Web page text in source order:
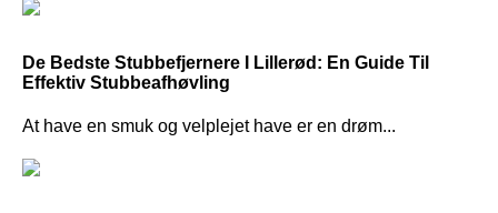
De Bedste Stubbefjernere I Lillerød: En Guide Til
Effektiv Stubbeafhøvling
At have en smuk og velplejet have er en drøm...